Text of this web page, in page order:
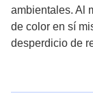
ambientales. Al
de color en sí
desperdicio de